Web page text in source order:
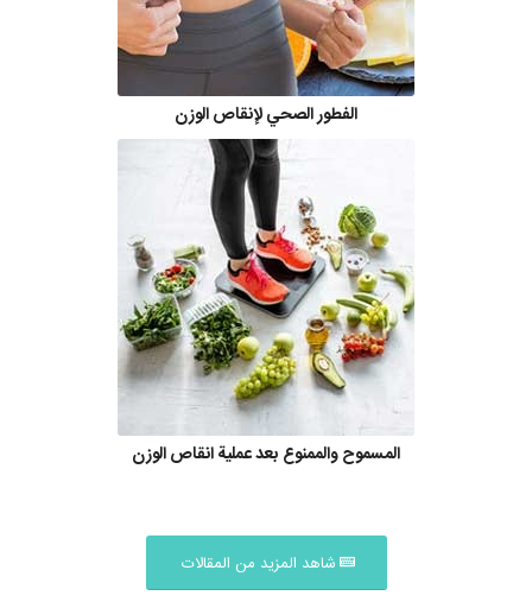
الفطور الصحي لإنقاص الوزن
المسموح والممنوع بعد عملية انقاص الوزن
شاهد المزيد من المقالات